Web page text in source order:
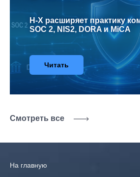
H-X расширяет практику
SOC 2, NIS2, DORA и MiCA
Читать
Смотреть все
На главную